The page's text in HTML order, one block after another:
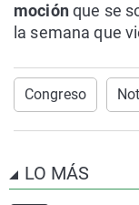
mociónque se
la semana que
Congreso
LO MÁS